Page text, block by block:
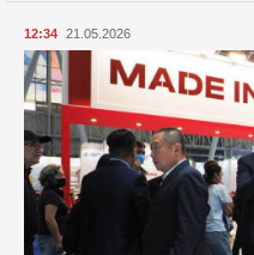
12:34 21.05.2026